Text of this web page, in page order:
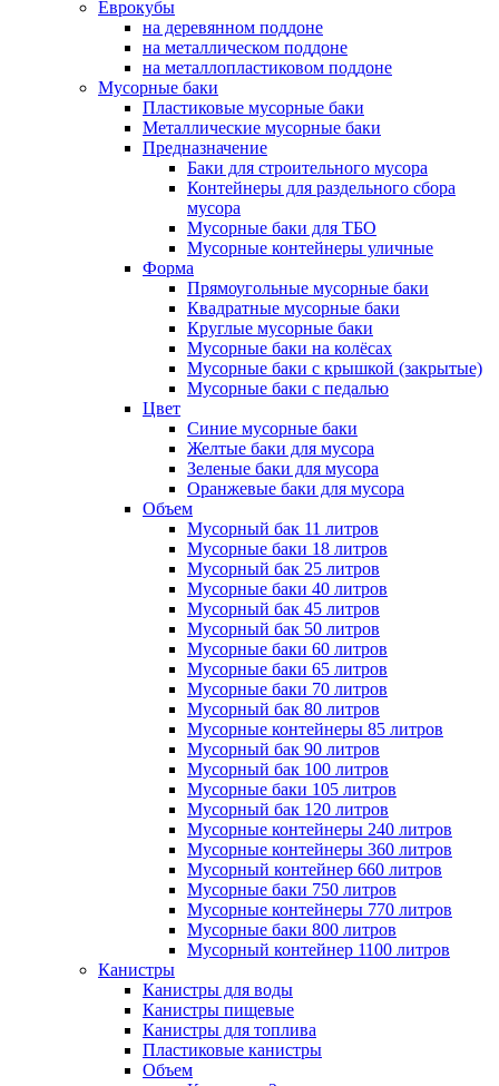
Еврокубы
на деревянном поддоне
на металлическом поддоне
на металлопластиковом поддоне
Мусорные баки
Пластиковые мусорные баки
Металлические мусорные баки
Предназначение
Баки для строительного мусора
Контейнеры для раздельного сбора
мусора
Мусорные баки для ТБО
Мусорные контейнеры уличные
Форма
Прямоугольные мусорные баки
Квадратные мусорные баки
Круглые мусорные баки
Мусорные баки на колёсах
Мусорные баки с крышкой (закрытые)
Мусорные баки с педалью
Цвет
Синие мусорные баки
Желтые баки для мусора
Зеленые баки для мусора
Оранжевые баки для мусора
Объем
Мусорный бак 11 литров
Мусорные баки 18 литров
Мусорный бак 25 литров
Мусорные баки 40 литров
Мусорный бак 45 литров
Мусорный бак 50 литров
Мусорные баки 60 литров
Мусорные баки 65 литров
Мусорные баки 70 литров
Мусорный бак 80 литров
Мусорные контейнеры 85 литров
Мусорный бак 90 литров
Мусорный бак 100 литров
Мусорные баки 105 литров
Мусорный бак 120 литров
Мусорные контейнеры 240 литров
Мусорные контейнеры 360 литров
Мусорный контейнер 660 литров
Мусорные баки 750 литров
Мусорные контейнеры 770 литров
Мусорные баки 800 литров
Мусорный контейнер 1100 литров
Канистры
Канистры для воды
Канистры пищевые
Канистры для топлива
Пластиковые канистры
Объем